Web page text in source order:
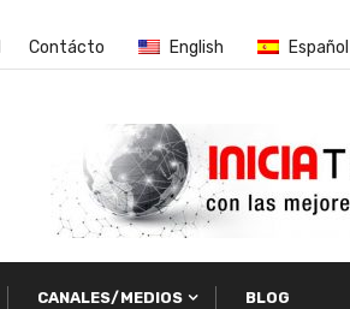
Contácto English Español
CANALES/MEDIOS BLOG